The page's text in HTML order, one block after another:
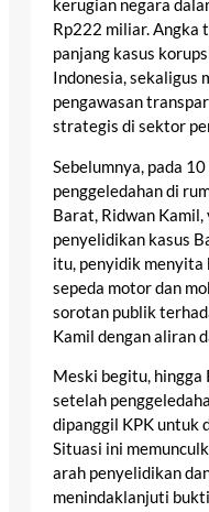
kerugian negara
Rp222 miliar. Angka
panjang kasus
Indonesia, sekaligus
pengawasan
strategis di sektor
Sebelumnya, pada
penggeledahan di
Barat, Ridwan
penyelidikan kasus
itu, penyidik menyita
sepeda motor dan
sorotan publik
Kamil dengan aliran
Meski begitu,
setelah
dipanggil KPK untuk
Situasi ini
arah penyelidikan
menindaklanjuti